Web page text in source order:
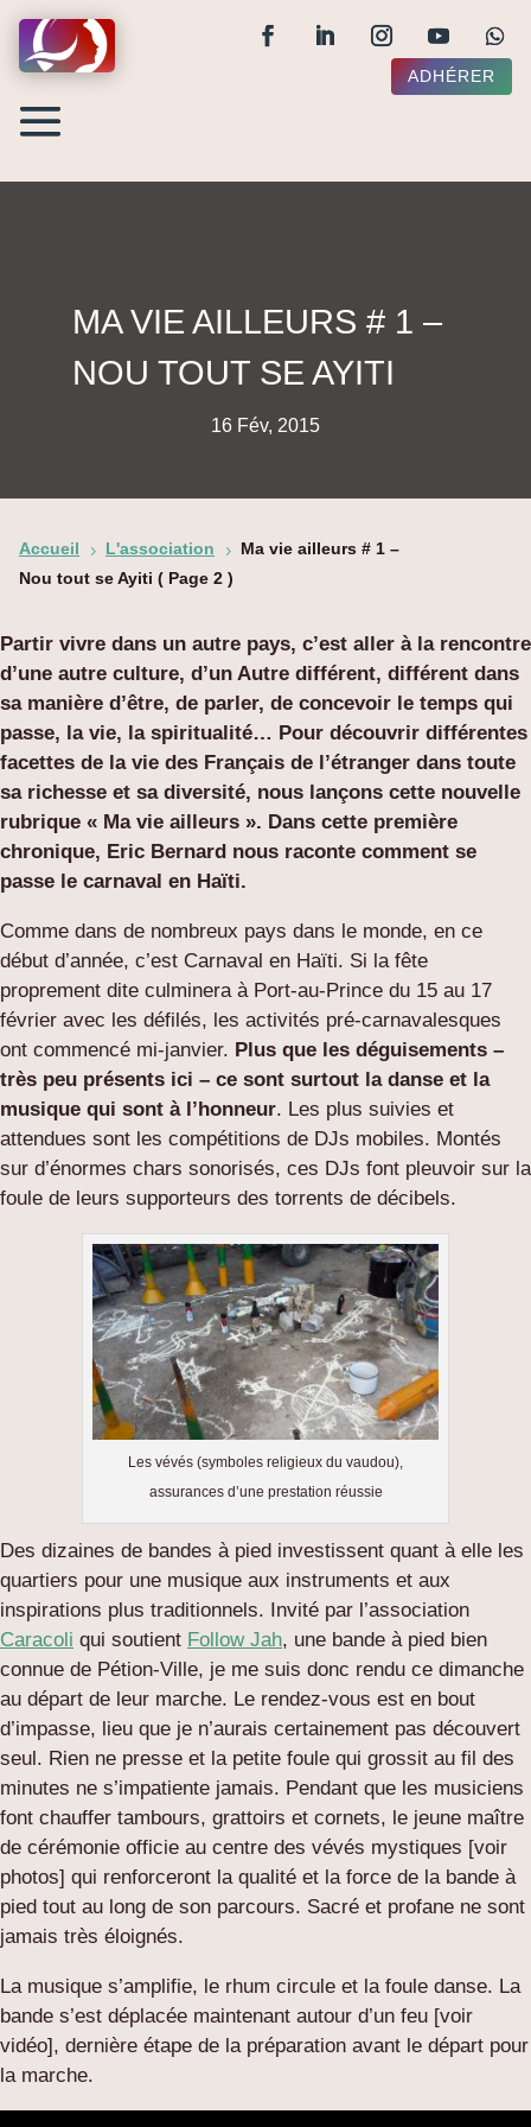
ADHÉRER
MA VIE AILLEURS # 1 –
NOU TOUT SE AYITI
16 Fév, 2015
Accueil 5 L'association 5
Ma vie ailleurs # 1 –
Nou tout se Ayiti ( Page 2 )
Partir vivre dans un autre pays, c’est aller à la rencontre
d’une autre culture, d’un Autre différent, différent dans
sa manière d’être, de parler, de concevoir le temps qui
passe, la vie, la spiritualité… Pour découvrir différentes
facettes de la vie des Français de l’étranger dans toute
sa richesse et sa diversité, nous lançons cette nouvelle
rubrique « Ma vie ailleurs ». Dans cette première
chronique, Eric Bernard nous raconte comment se
passe le carnaval en Haïti.
Comme dans de nombreux pays dans le monde, en ce
début d’année, c’est Carnaval en Haïti. Si la fête
proprement dite culminera à Port-au-Prince du 15 au 17
février avec les défilés, les activités pré-carnavalesques
ont commencé mi-janvier. Plus que les déguisements –
très peu présents ici – ce sont surtout la danse et la
musique qui sont à l’honneur. Les plus suivies et
attendues sont les compétitions de DJs mobiles. Montés
sur d’énormes chars sonorisés, ces DJs font pleuvoir sur la
foule de leurs supporteurs des torrents de décibels.
Les vévés (symboles religieux du vaudou),
assurances d’une prestation réussie
Des dizaines de bandes à pied investissent quant à elle les
quartiers pour une musique aux instruments et aux
inspirations plus traditionnels. Invité par l’association
Caracoli qui soutient Follow Jah, une bande à pied bien
connue de Pétion-Ville, je me suis donc rendu ce dimanche
au départ de leur marche. Le rendez-vous est en bout
d’impasse, lieu que je n’aurais certainement pas découvert
seul. Rien ne presse et la petite foule qui grossit au fil des
minutes ne s’impatiente jamais. Pendant que les musiciens
font chauffer tambours, grattoirs et cornets, le jeune maître
de cérémonie officie au centre des vévés mystiques [voir
photos] qui renforceront la qualité et la force de la bande à
pied tout au long de son parcours. Sacré et profane ne sont
jamais très éloignés.
La musique s’amplifie, le rhum circule et la foule danse. La
bande s’est déplacée maintenant autour d’un feu [voir
vidéo], dernière étape de la préparation avant le départ pour
la marche.